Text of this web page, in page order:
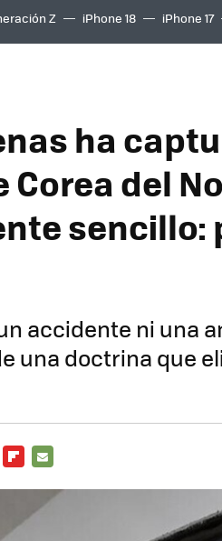
Z iPhone 18 iPhone 17
ha
del
sencillo:
accidente ni una
una doctrina que
MAIL